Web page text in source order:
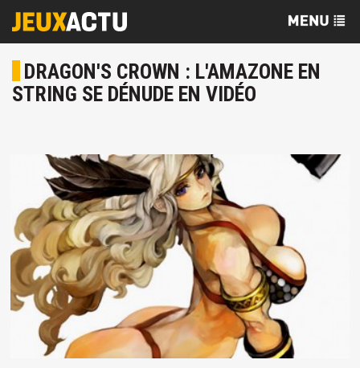
DRAGON'S CROWN : L'AMAZONE EN
STRING SE DÉNUDE EN VIDÉO